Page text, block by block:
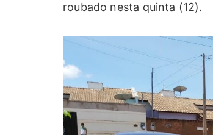
roubado nesta quinta (12).